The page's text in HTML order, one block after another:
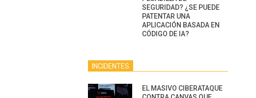
SEGURIDAD? ¿SE PUEDE
PATENTAR UNA
APLICACIÓN BASADA EN
CÓDIGO DE IA?
INCIDENTES
EL MASIVO CIBERATAQUE